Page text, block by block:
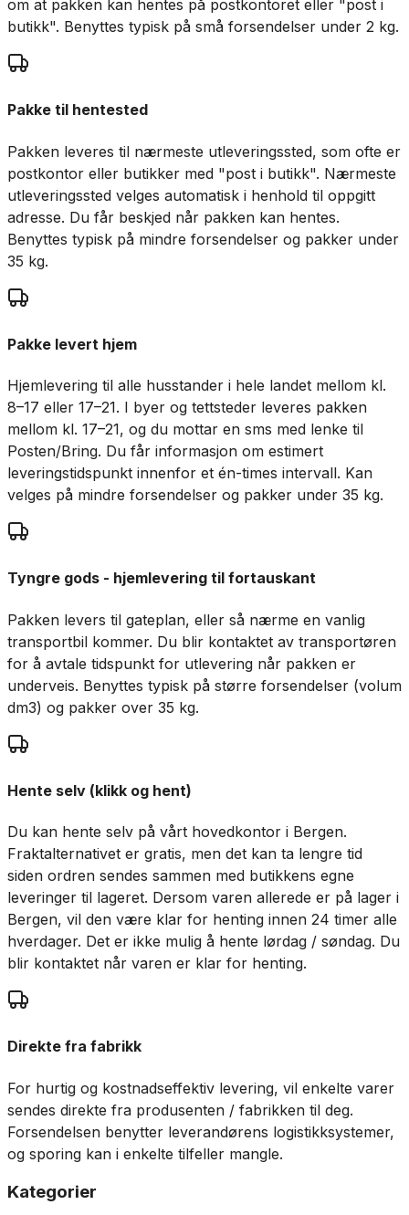
om at pakken kan hentes på postkontoret eller "post i
butikk". Benyttes typisk på små forsendelser under 2 kg.
Pakke til hentested
Pakken leveres til nærmeste utleveringssted, som ofte er
postkontor eller butikker med "post i butikk". Nærmeste
utleveringssted velges automatisk i henhold til oppgitt
adresse. Du får beskjed når pakken kan hentes.
Benyttes typisk på mindre forsendelser og pakker under
35 kg.
Pakke levert hjem
Hjemlevering til alle husstander i hele landet mellom kl.
8–17 eller 17–21. I byer og tettsteder leveres pakken
mellom kl. 17–21, og du mottar en sms med lenke til
Posten/Bring. Du får informasjon om estimert
leveringstidspunkt innenfor et én-times intervall. Kan
velges på mindre forsendelser og pakker under 35 kg.
Tyngre gods - hjemlevering til fortauskant
Pakken levers til gateplan, eller så nærme en vanlig
transportbil kommer. Du blir kontaktet av transportøren
for å avtale tidspunkt for utlevering når pakken er
underveis. Benyttes typisk på større forsendelser (volum
dm3) og pakker over 35 kg.
Hente selv (klikk og hent)
Du kan hente selv på vårt hovedkontor i Bergen.
Fraktalternativet er gratis, men det kan ta lengre tid
siden ordren sendes sammen med butikkens egne
leveringer til lageret. Dersom varen allerede er på lager i
Bergen, vil den være klar for henting innen 24 timer alle
hverdager. Det er ikke mulig å hente lørdag / søndag. Du
blir kontaktet når varen er klar for henting.
Direkte fra fabrikk
For hurtig og kostnadseffektiv levering, vil enkelte varer
sendes direkte fra produsenten / fabrikken til deg.
Forsendelsen benytter leverandørens logistikksystemer,
og sporing kan i enkelte tilfeller mangle.
Kategorier